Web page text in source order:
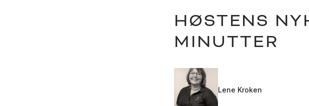
HØSTENS
MINUTTER
Lene Kroken